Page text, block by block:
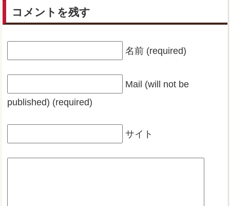
コメントを残す
名前 (required)
Mail (will not be
published) (required)
サイト